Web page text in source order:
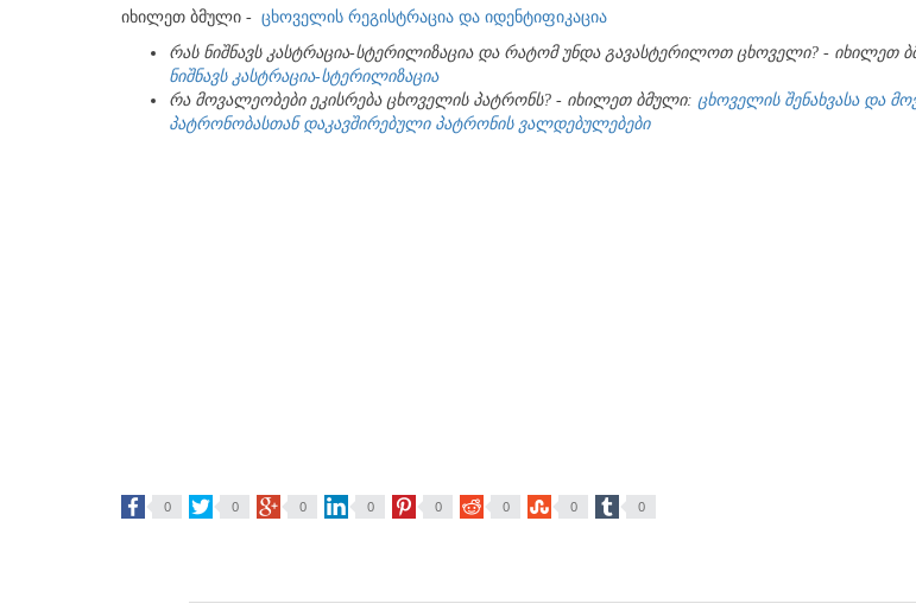
იხილეთ ბმული - ცხოველის რეგისტრაცია და იდენტიფიკაცია
რას ნიშნავს კასტრაცია-სტერილიზაცია და რატომ უნდა გავასტერილოთ ცხოველი? - იხილეთ
ნიშნავს კასტრაცია-სტერილიზაცია
რა მოვალეობები ეკისრება ცხოველის პატრონს? - იხილეთ ბმული: ცხოველის შენახვასა და
პატრონობასთან დაკავშირებული პატრონის ვალდებულებები
0 0 0 0 0 0 0 0